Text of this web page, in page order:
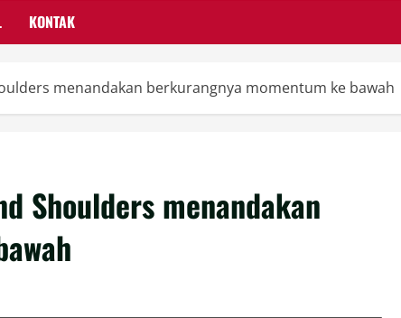
KONTAK
menandakan berkurangnya momentum ke bawah
Shoulders menandakan